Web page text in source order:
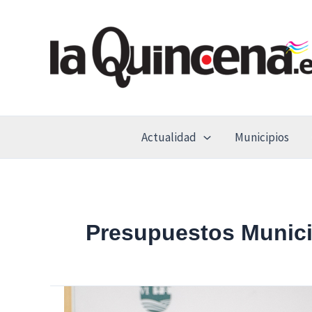
Actualidad Municipios
Presupuestos